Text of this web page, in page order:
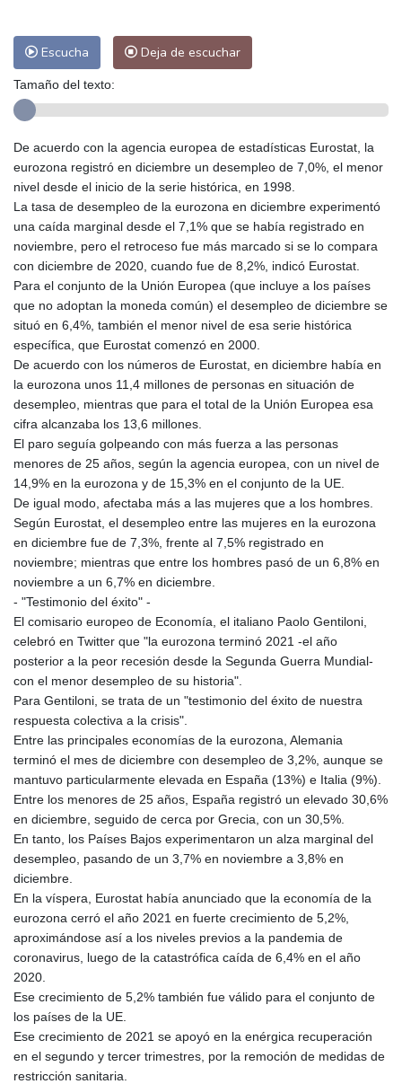
Escucha Deja de escuchar
Tamaño del texto:
De acuerdo con la agencia europea de estadísticas Eurostat, la
eurozona registró en diciembre un desempleo de 7,0%, el menor
nivel desde el inicio de la serie histórica, en 1998.
La tasa de desempleo de la eurozona en diciembre experimentó
una caída marginal desde el 7,1% que se había registrado en
noviembre, pero el retroceso fue más marcado si se lo compara
con diciembre de 2020, cuando fue de 8,2%, indicó Eurostat.
Para el conjunto de la Unión Europea (que incluye a los países
que no adoptan la moneda común) el desempleo de diciembre se
situó en 6,4%, también el menor nivel de esa serie histórica
específica, que Eurostat comenzó en 2000.
De acuerdo con los números de Eurostat, en diciembre había en
la eurozona unos 11,4 millones de personas en situación de
desempleo, mientras que para el total de la Unión Europea esa
cifra alcanzaba los 13,6 millones.
El paro seguía golpeando con más fuerza a las personas
menores de 25 años, según la agencia europea, con un nivel de
14,9% en la eurozona y de 15,3% en el conjunto de la UE.
De igual modo, afectaba más a las mujeres que a los hombres.
Según Eurostat, el desempleo entre las mujeres en la eurozona
en diciembre fue de 7,3%, frente al 7,5% registrado en
noviembre; mientras que entre los hombres pasó de un 6,8% en
noviembre a un 6,7% en diciembre.
- "Testimonio del éxito" -
El comisario europeo de Economía, el italiano Paolo Gentiloni,
celebró en Twitter que "la eurozona terminó 2021 -el año
posterior a la peor recesión desde la Segunda Guerra Mundial-
con el menor desempleo de su historia".
Para Gentiloni, se trata de un "testimonio del éxito de nuestra
respuesta colectiva a la crisis".
Entre las principales economías de la eurozona, Alemania
terminó el mes de diciembre con desempleo de 3,2%, aunque se
mantuvo particularmente elevada en España (13%) e Italia (9%).
Entre los menores de 25 años, España registró un elevado 30,6%
en diciembre, seguido de cerca por Grecia, con un 30,5%.
En tanto, los Países Bajos experimentaron un alza marginal del
desempleo, pasando de un 3,7% en noviembre a 3,8% en
diciembre.
En la víspera, Eurostat había anunciado que la economía de la
eurozona cerró el año 2021 en fuerte crecimiento de 5,2%,
aproximándose así a los niveles previos a la pandemia de
coronavirus, luego de la catastrófica caída de 6,4% en el año
2020.
Ese crecimiento de 5,2% también fue válido para el conjunto de
los países de la UE.
Ese crecimiento de 2021 se apoyó en la enérgica recuperación
en el segundo y tercer trimestres, por la remoción de medidas de
restricción sanitaria.